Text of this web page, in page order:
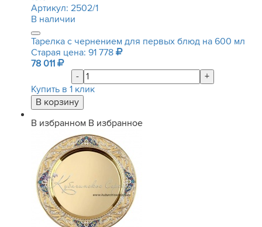
Артикул: 2502/1
В наличии
Тарелка с чернением для первых блюд на 600 мл
Старая цена: 91 778
78 011
-
+
Купить в 1 клик
В избранном В избранное